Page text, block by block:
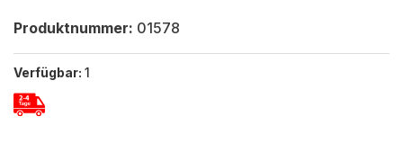
Produktnummer: 01578
Verfügbar: 1